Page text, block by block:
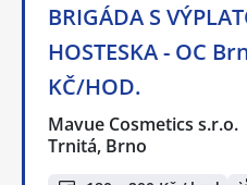
BRIGÁDA S
HOSTESKA - OC
KČ/HOD.
Mavue Cosmetics s.r.o.
Trnitá, Brno